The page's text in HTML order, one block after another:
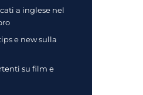
a inglese nel
e new sulla
su film e